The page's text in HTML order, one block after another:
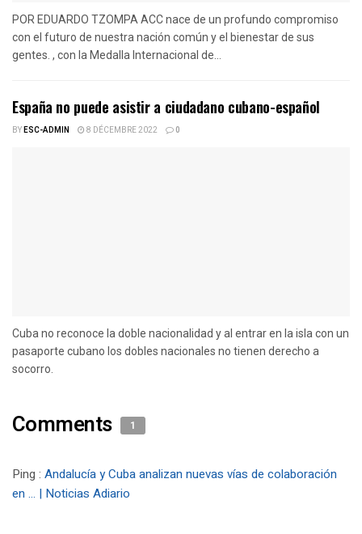
POR EDUARDO TZOMPA ACC nace de un profundo compromiso
con el futuro de nuestra nación común y el bienestar de sus
gentes. , con la Medalla Internacional de...
España no puede asistir a ciudadano cubano-español
BYESC-ADMIN 8 DÉCEMBRE 2022 0
Cuba no reconoce la doble nacionalidad y al entrar en la isla con un
pasaporte cubano los dobles nacionales no tienen derecho a
socorro.
Comments 1
Ping : Andalucía y Cuba analizan nuevas vías de colaboración
en … | Noticias Adiario